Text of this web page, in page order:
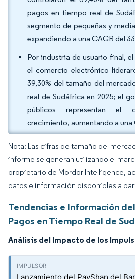
pagos en tiempo real de
segmento de pequeñas y
expandiendo a una CAGR del
Por industria de usuario final,
el comercio electrónico
39,30% del tamaño del
real de Sudáfrica en 2025; el
públicos representan el
crecimiento, aumentando a una
Nota: Las cifras de tamaño del
informe se generan utilizando el
propietario de Mordor Intelligence,
datos e información disponibles a
Tendencias e Información
Pagos en Tiempo Real de
Análisis del Impacto de los